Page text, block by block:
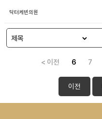
닥터케빈의원
< 이전 6 7
이전